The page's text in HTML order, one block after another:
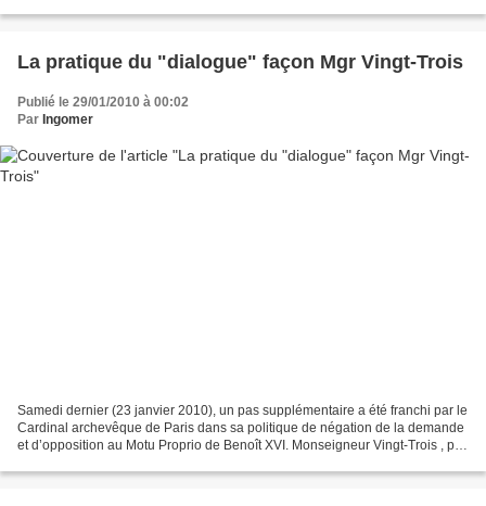
La pratique du "dialogue" façon Mgr Vingt-Trois
Publié le 29/01/2010 à 00:02
Par Ingomer
Samedi dernier (23 janvier 2010), un pas supplémentaire a été franchi par le
Cardinal archevêque de Paris dans sa politique de négation de la demande
et d’opposition au Motu Proprio de Benoît XVI. Monseigneur Vingt-Trois , par